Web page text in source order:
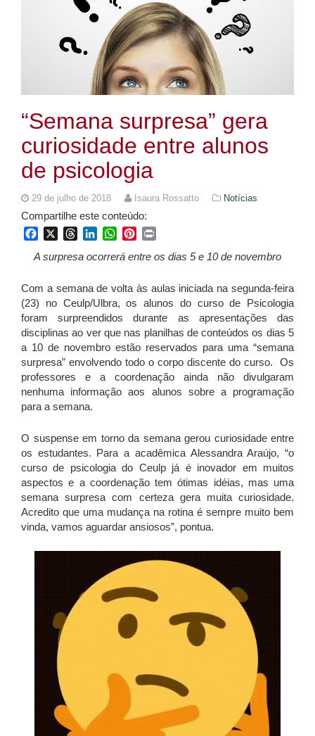
“Semana surpresa” gera
curiosidade entre alunos
de psicologia
29 de julho de 2018 Isaura Rossatto Notícias
Compartilhe este conteúdo:
FacebookThreadsLinkedInWhatsApp
Pinterest
A surpresa ocorrerá entre os dias 5 e 10 de novembro
Com a semana de volta às aulas iniciada na segunda-feira
(23) no Ceulp/Ulbra, os alunos do curso de Psicologia
foram surpreendidos durante as apresentações das
disciplinas ao ver que nas planilhas de conteúdos os dias 5
a 10 de novembro estão reservados para uma “semana
surpresa” envolvendo todo o corpo discente do curso. Os
professores e a coordenação ainda não divulgaram
nenhuma informação aos alunos sobre a programação
para a semana.
O suspense em torno da semana gerou curiosidade entre
os estudantes. Para a acadêmica Alessandra Araújo, “o
curso de psicologia do Ceulp já é inovador em muitos
aspectos e a coordenação tem ótimas idéias, mas uma
semana surpresa com certeza gera muita curiosidade.
Acredito que uma mudança na rotina é sempre muito bem
vinda, vamos aguardar ansiosos”, pontua.